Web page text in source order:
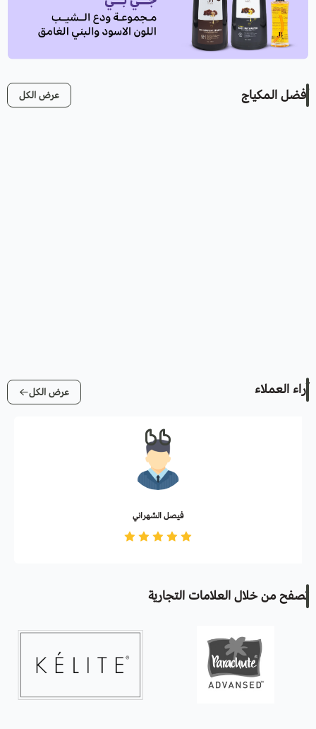
أفضل المكياج عرض الكل
آراء العملاء عرض الكل
فيصل الشهراني
تصفح من خلال العلامات التجارية